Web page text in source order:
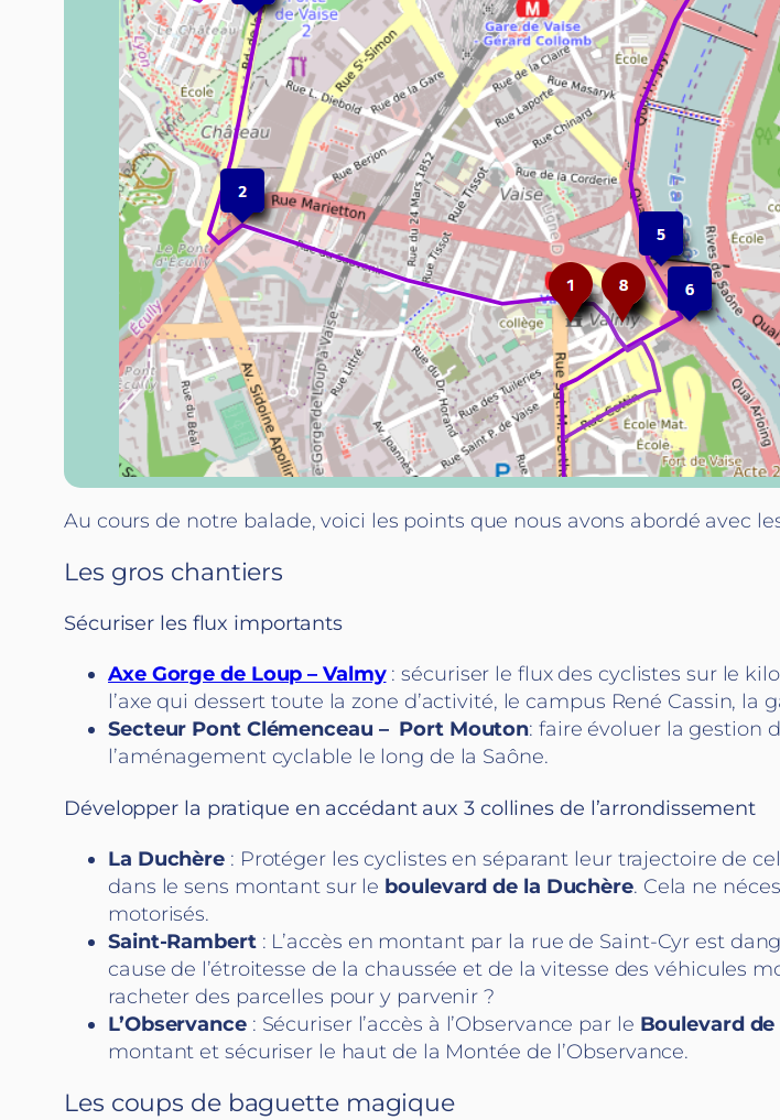
Au cours de notre balade, voici les points que nous avons abordé avec
Les gros chantiers
Sécuriser les flux importants
Axe Gorge de Loup – Valmy: sécuriser le flux des cyclistes sur le
l’axe qui dessert toute la zone d’activité, le campus René Cassin, la
Secteur Pont Clémenceau – Port Mouton: faire évoluer la gestion
l’aménagement cyclable le long de la Saône.
Développer la pratique en accédant aux 3 collines de l’arrondissement
La Duchère : Protéger les cyclistes en séparant leur trajectoire de
dans le sens montant sur le boulevard de la Duchère. Cela ne
motorisés.
Saint-Rambert : L’accès en montant par la rue de Saint-Cyr est
cause de l’étroitesse de la chaussée et de la vitesse des véhicules
racheter des parcelles pour y parvenir ?
L’Observance : Sécuriser l’accès à l’Observance par le Boulevard
montant et sécuriser le haut de la Montée de l’Observance.
Les coups de baguette magique